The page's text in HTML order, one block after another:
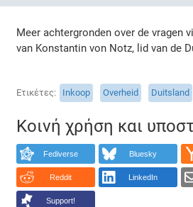
Meer achtergronden over de vragen
van Konstantin von Notz, lid van de
Ετικέτες Inkoop Overheid Duitsland
Κοινή χρήση και
Fediverse Bluesky
Reddit LinkedIn
Support!